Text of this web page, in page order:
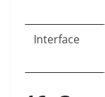
Interface